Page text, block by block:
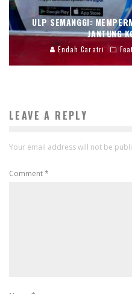
ULP SEMANGGI:
JANTUNG
Endah Caratri
LEAVE A REPLY
Your email address will not be
Comment*